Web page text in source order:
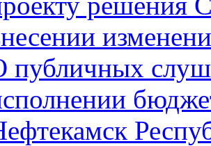
публичных